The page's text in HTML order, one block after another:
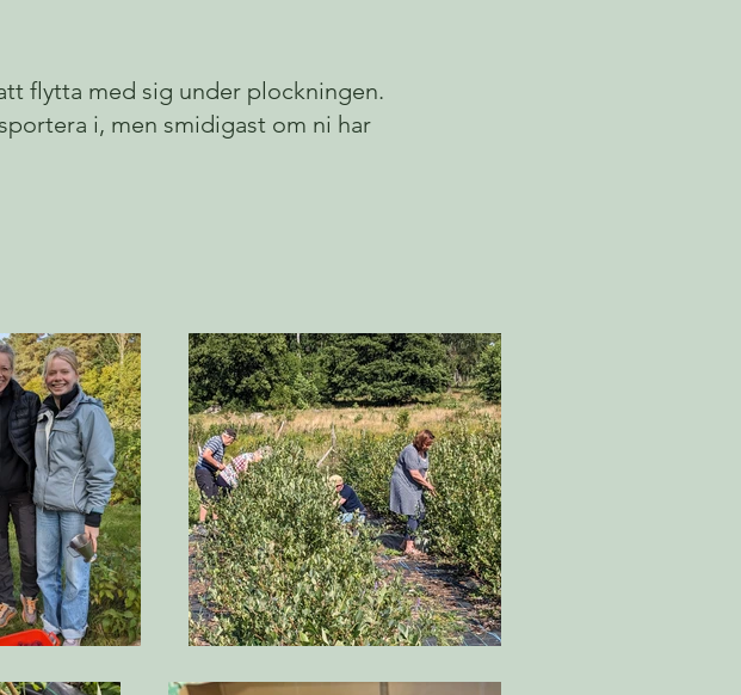
flytta med sig under plockningen.
i, men smidigast om ni har